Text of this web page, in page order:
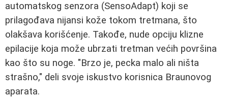
automatskog senzora (SensoAdapt) koji se
prilagođava nijansi kože tokom tretmana, što
olakšava korišćenje. Takođe, nude opciju klizne
epilacije koja može ubrzati tretman većih površina
kao što su noge. "Brzo je, pecka malo ali ništa
strašno," deli svoje iskustvo korisnica Braunovog
aparata.